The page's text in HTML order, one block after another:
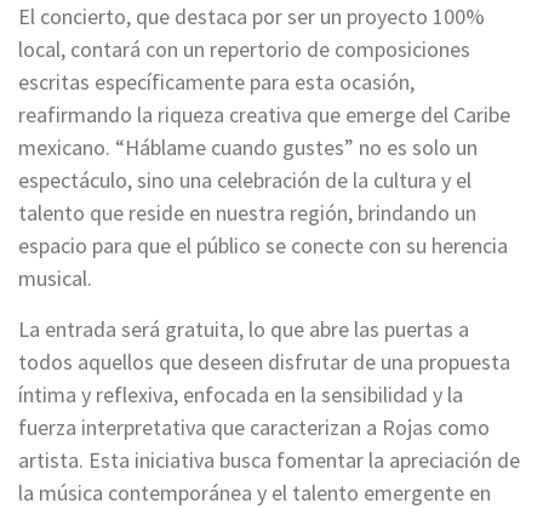
El concierto, que destaca por ser un proyecto 100%
local, contará con un repertorio de composiciones
escritas específicamente para esta ocasión,
reafirmando la riqueza creativa que emerge del Caribe
mexicano. “Háblame cuando gustes” no es solo un
espectáculo, sino una celebración de la cultura y el
talento que reside en nuestra región, brindando un
espacio para que el público se conecte con su herencia
musical.
La entrada será gratuita, lo que abre las puertas a
todos aquellos que deseen disfrutar de una propuesta
íntima y reflexiva, enfocada en la sensibilidad y la
fuerza interpretativa que caracterizan a Rojas como
artista. Esta iniciativa busca fomentar la apreciación de
la música contemporánea y el talento emergente en